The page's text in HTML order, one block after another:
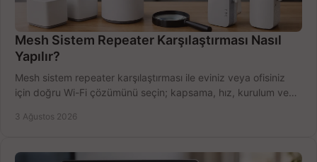
Mesh Sistem Repeater Karşılaştırması Nasıl
Yapılır?
Mesh sistem repeater karşılaştırması ile eviniz veya ofisiniz
için doğru Wi-Fi çözümünü seçin; kapsama, hız, kurulum ve
3 Ağustos 2026